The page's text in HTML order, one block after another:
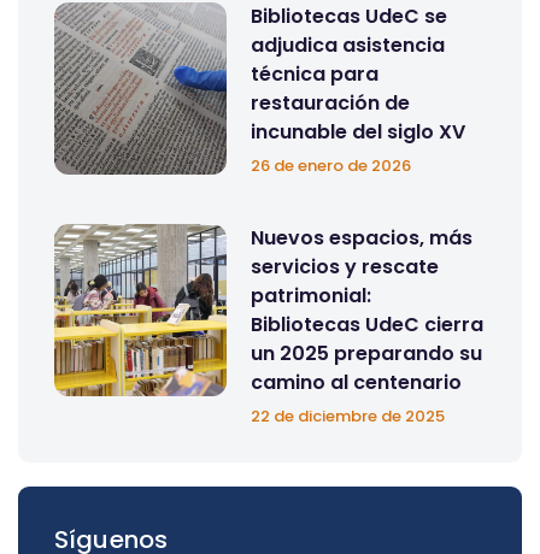
Bibliotecas UdeC se
adjudica asistencia
técnica para
restauración de
incunable del siglo XV
26 de enero de 2026
Nuevos espacios, más
servicios y rescate
patrimonial:
Bibliotecas UdeC cierra
un 2025 preparando su
camino al centenario
22 de diciembre de 2025
Síguenos